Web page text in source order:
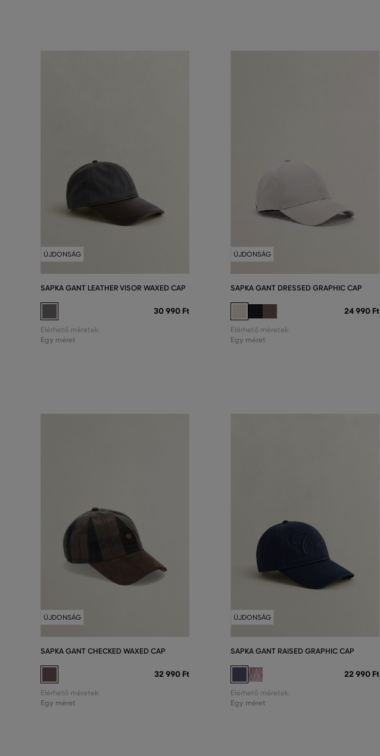
ÚJDONSÁG
SAPKA GANT LEATHER VISOR WAXED CAP
30 990 Ft
Elérhető méretek:
Egy méret
ÚJDONSÁG
SAPKA GANT DRESSED GRAPHIC CAP
24 990 Ft
Elérhető méretek:
Egy méret
ÚJDONSÁG
SAPKA GANT CHECKED WAXED CAP
32 990 Ft
Elérhető méretek:
Egy méret
ÚJDONSÁG
SAPKA GANT RAISED GRAPHIC CAP
22 990 Ft
Elérhető méretek:
Egy méret